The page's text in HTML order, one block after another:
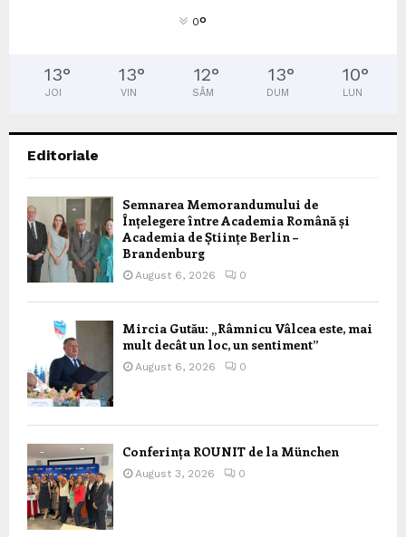
0°
13°
JOI
13°
VIN
12°
SÂM
13°
DUM
10°
LUN
Editoriale
Semnarea Memorandumului de
Înțelegere între Academia Română și
Academia de Științe Berlin –
Brandenburg
August 6, 2026 0
Mircia Gutău: „Râmnicu Vâlcea este, mai
mult decât un loc, un sentiment”
August 6, 2026 0
Conferința ROUNIT de la München
August 3, 2026 0